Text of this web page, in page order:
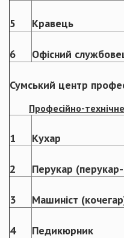
5 Кравець
6 Офісний
Сумський центр
Професійно-
1 Кухар
2 Перукар
3 Машиніст
4 Педикюрник